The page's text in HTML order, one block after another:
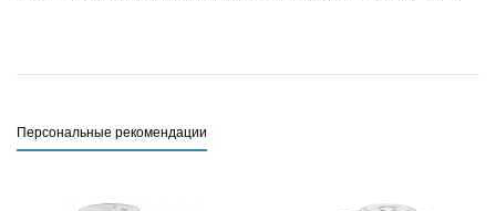
Персональные рекомендации